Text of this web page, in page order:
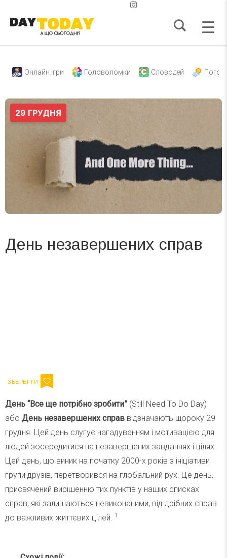
Онлайн Ігри Головоломки Словодей
День незавершених справ
День “Все ще потрібно зробити” (Still Need To Do Day)
або День незавершених справ відзначають щороку 29
грудня. Цей день слугує нагадуванням і мотивацією для
людей зосередитися на незавершених завданнях і цілях.
Цей день, що виник на початку 2000-х років з ініціативи
групи друзів, перетворився на глобальний рух. Це день,
присвячений вирішенню тих пунктів у наших списках
справ, які залишаються невиконаними, від дрібних справ
до важливих життєвих цілей. 1